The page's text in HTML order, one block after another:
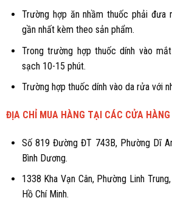
Trường hợp ăn nhầm thuốc phải đưa
gần nhất kèm theo sản phẩm.
Trong trường hợp thuốc dính vào
sạch 10-15 phút.
Trường hợp thuốc dính vào da rửa với
ĐỊA CHỈ MUA HÀNG TẠI CÁC CỬA HÀNG
Số 819 Đường ĐT 743B, Phường Dĩ
Bình Dương.
1338 Kha Vạn Cân, Phường Linh
Hồ Chí Minh.